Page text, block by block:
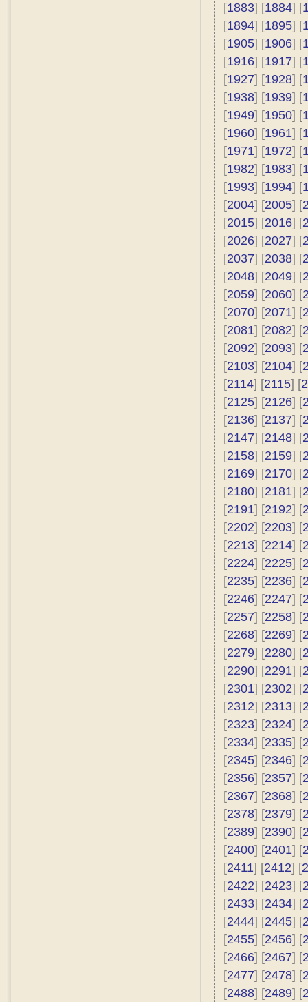
[1883] [1884] [
[1894] [1895] [
[1905] [1906] [
[1916] [1917] [
[1927] [1928] [
[1938] [1939] [
[1949] [1950] [
[1960] [1961] [
[1971] [1972] [
[1982] [1983] [
[1993] [1994] [
[2004] [2005] [
[2015] [2016] [
[2026] [2027] [
[2037] [2038] [
[2048] [2049] [
[2059] [2060] [
[2070] [2071] [
[2081] [2082] [
[2092] [2093] [
[2103] [2104] [
[2114] [2115] [
[2125] [2126] [
[2136] [2137] [
[2147] [2148] [
[2158] [2159] [
[2169] [2170] [
[2180] [2181] [
[2191] [2192] [
[2202] [2203] [
[2213] [2214] [
[2224] [2225] [
[2235] [2236] [
[2246] [2247] [
[2257] [2258] [
[2268] [2269] [
[2279] [2280] [
[2290] [2291] [
[2301] [2302] [
[2312] [2313] [
[2323] [2324] [
[2334] [2335] [
[2345] [2346] [
[2356] [2357] [
[2367] [2368] [
[2378] [2379] [
[2389] [2390] [
[2400] [2401] [
[2411] [2412] [
[2422] [2423] [
[2433] [2434] [
[2444] [2445] [
[2455] [2456] [
[2466] [2467] [
[2477] [2478] [
[2488] [2489] [